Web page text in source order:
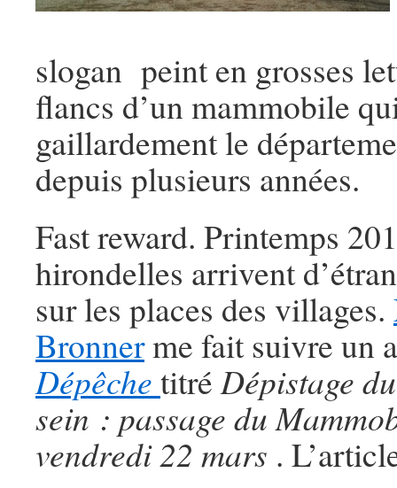
slogan peint en grosses
flancs d’un mammobile
gaillardement le
depuis plusieurs années.
Fast reward. Printemps
hirondelles arrivent
sur les places des villages.
Bronnerme fait suivre un
Dépêche titréDépistage
sein : passage du
vendredi 22 mars .